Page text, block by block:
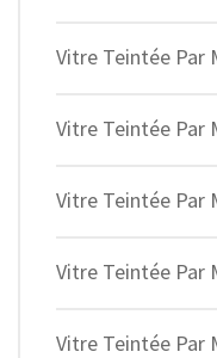
Vitre Teintée Par
Vitre Teintée Par
Vitre Teintée Par
Vitre Teintée Par
Vitre Teintée Par